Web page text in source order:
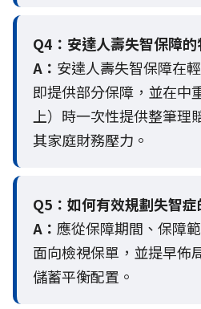
Q4： 安達人壽失智保障的
A： 安達人壽失智保障在
即提供部分保障，並在中
上）時一次性提供整筆理
其家庭財務壓力。
Q5： 如何有效規劃失智症
A： 應從保障期間、保障
面向檢視保單，並提早佈
儲蓄平衡配置。